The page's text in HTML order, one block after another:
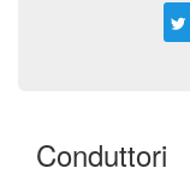
Conduttori